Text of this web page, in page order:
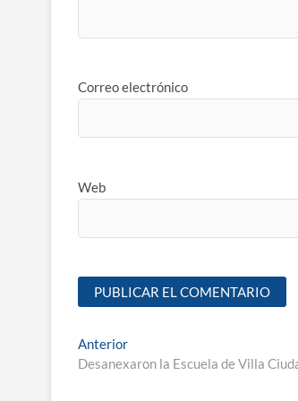
Correo electrónico
Web
Anterior
Desanexaron la Escuela de Villa